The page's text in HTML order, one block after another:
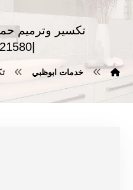
تكسير وترميم
|0557821580
خدمات ابوظبي